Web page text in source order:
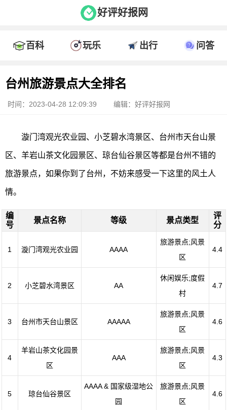
好评好报网
百科 玩乐 出行 问答
台州旅游景点大全排名
时间：2023-04-28 12:09:39 编辑：好评好报网
漩门湾观光农业园、小芝碧水湾景区、台州市天台山景
区、羊岩山茶文化园景区、琼台仙谷景区等都是台州不错的
旅游景点，如果你到了台州，不妨来感受一下这里的风土人
情。
编
号
景点名称 等级 景点类型
评
分
1 漩门湾观光农业园 AAAA
旅游景点;风景
区
4.4
2 小芝碧水湾景区 AA
休闲娱乐;度假
村
4.7
3 台州市天台山景区 AAAAA
旅游景点;风景
区
4.6
4
羊岩山茶文化园景
区
AAA
旅游景点;风景
区
4.3
5 琼台仙谷景区
AAAA & 国家级湿地公
园
旅游景点;风景
区
4.6